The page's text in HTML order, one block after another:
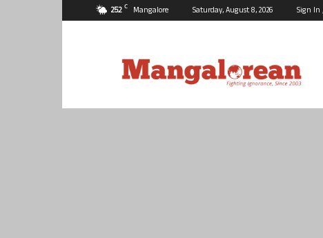
25.2 C Mangalore Saturday, August 8, 2026 Sign In